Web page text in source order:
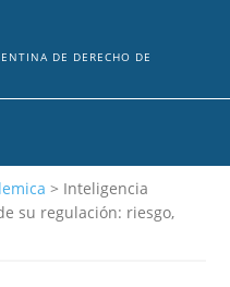
DE DERECHO DE
> Inteligencia
su regulación: riesgo,